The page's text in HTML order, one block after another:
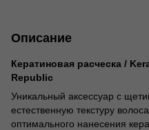
Описание
Кератиновая расческа /
Republic
Уникальный аксессуар с
естественную текстуру
оптимального нанесения